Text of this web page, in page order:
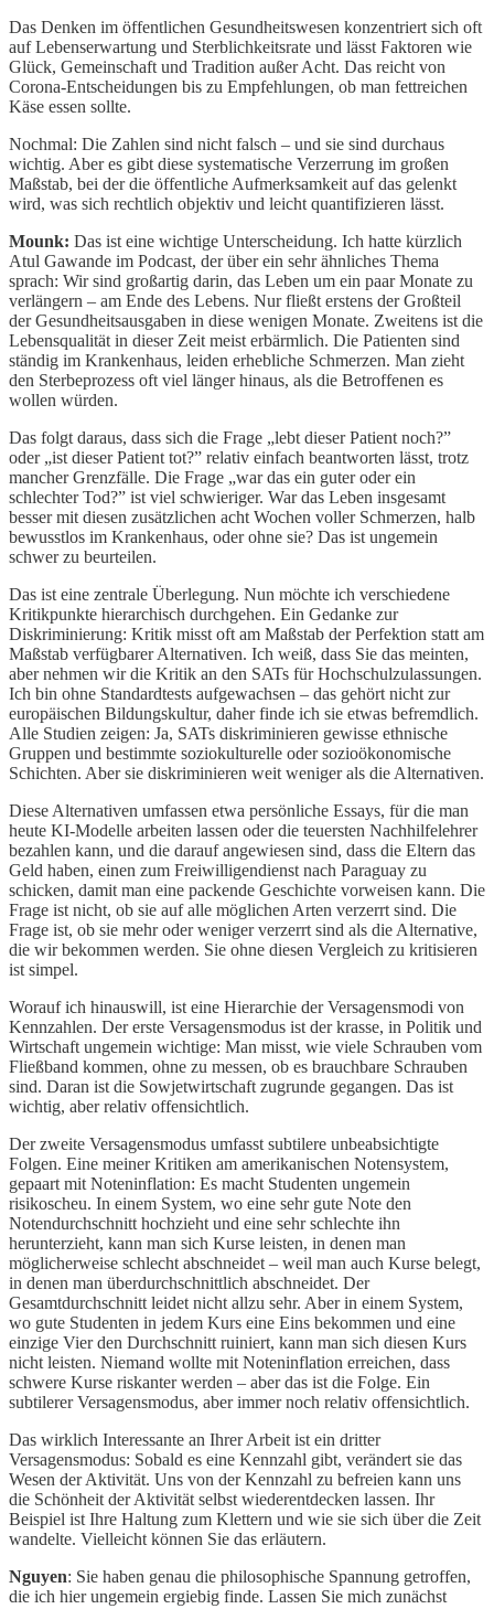
Das Denken im öffentlichen Gesundheitswesen konzentriert sich oft
auf Lebenserwartung und Sterblichkeitsrate und lässt Faktoren wie
Glück, Gemeinschaft und Tradition außer Acht. Das reicht von
Corona-Entscheidungen bis zu Empfehlungen, ob man fettreichen
Käse essen sollte.
Nochmal: Die Zahlen sind nicht falsch – und sie sind durchaus
wichtig. Aber es gibt diese systematische Verzerrung im großen
Maßstab, bei der die öffentliche Aufmerksamkeit auf das gelenkt
wird, was sich rechtlich objektiv und leicht quantifizieren lässt.
Mounk: Das ist eine wichtige Unterscheidung. Ich hatte kürzlich
Atul Gawande im Podcast, der über ein sehr ähnliches Thema
sprach: Wir sind großartig darin, das Leben um ein paar Monate zu
verlängern – am Ende des Lebens. Nur fließt erstens der Großteil
der Gesundheitsausgaben in diese wenigen Monate. Zweitens ist die
Lebensqualität in dieser Zeit meist erbärmlich. Die Patienten sind
ständig im Krankenhaus, leiden erhebliche Schmerzen. Man zieht
den Sterbeprozess oft viel länger hinaus, als die Betroffenen es
wollen würden.
Das folgt daraus, dass sich die Frage „lebt dieser Patient noch?”
oder „ist dieser Patient tot?” relativ einfach beantworten lässt, trotz
mancher Grenzfälle. Die Frage „war das ein guter oder ein
schlechter Tod?” ist viel schwieriger. War das Leben insgesamt
besser mit diesen zusätzlichen acht Wochen voller Schmerzen, halb
bewusstlos im Krankenhaus, oder ohne sie? Das ist ungemein
schwer zu beurteilen.
Das ist eine zentrale Überlegung. Nun möchte ich verschiedene
Kritikpunkte hierarchisch durchgehen. Ein Gedanke zur
Diskriminierung: Kritik misst oft am Maßstab der Perfektion statt am
Maßstab verfügbarer Alternativen. Ich weiß, dass Sie das meinten,
aber nehmen wir die Kritik an den SATs für Hochschulzulassungen.
Ich bin ohne Standardtests aufgewachsen – das gehört nicht zur
europäischen Bildungskultur, daher finde ich sie etwas befremdlich.
Alle Studien zeigen: Ja, SATs diskriminieren gewisse ethnische
Gruppen und bestimmte soziokulturelle oder sozioökonomische
Schichten. Aber sie diskriminieren weit weniger als die Alternativen.
Diese Alternativen umfassen etwa persönliche Essays, für die man
heute KI-Modelle arbeiten lassen oder die teuersten Nachhilfelehrer
bezahlen kann, und die darauf angewiesen sind, dass die Eltern das
Geld haben, einen zum Freiwilligendienst nach Paraguay zu
schicken, damit man eine packende Geschichte vorweisen kann. Die
Frage ist nicht, ob sie auf alle möglichen Arten verzerrt sind. Die
Frage ist, ob sie mehr oder weniger verzerrt sind als die Alternative,
die wir bekommen werden. Sie ohne diesen Vergleich zu kritisieren
ist simpel.
Worauf ich hinauswill, ist eine Hierarchie der Versagensmodi von
Kennzahlen. Der erste Versagensmodus ist der krasse, in Politik und
Wirtschaft ungemein wichtige: Man misst, wie viele Schrauben vom
Fließband kommen, ohne zu messen, ob es brauchbare Schrauben
sind. Daran ist die Sowjetwirtschaft zugrunde gegangen. Das ist
wichtig, aber relativ offensichtlich.
Der zweite Versagensmodus umfasst subtilere unbeabsichtigte
Folgen. Eine meiner Kritiken am amerikanischen Notensystem,
gepaart mit Noteninflation: Es macht Studenten ungemein
risikoscheu. In einem System, wo eine sehr gute Note den
Notendurchschnitt hochzieht und eine sehr schlechte ihn
herunterzieht, kann man sich Kurse leisten, in denen man
möglicherweise schlecht abschneidet – weil man auch Kurse belegt,
in denen man überdurchschnittlich abschneidet. Der
Gesamtdurchschnitt leidet nicht allzu sehr. Aber in einem System,
wo gute Studenten in jedem Kurs eine Eins bekommen und eine
einzige Vier den Durchschnitt ruiniert, kann man sich diesen Kurs
nicht leisten. Niemand wollte mit Noteninflation erreichen, dass
schwere Kurse riskanter werden – aber das ist die Folge. Ein
subtilerer Versagensmodus, aber immer noch relativ offensichtlich.
Das wirklich Interessante an Ihrer Arbeit ist ein dritter
Versagensmodus: Sobald es eine Kennzahl gibt, verändert sie das
Wesen der Aktivität. Uns von der Kennzahl zu befreien kann uns
die Schönheit der Aktivität selbst wiederentdecken lassen. Ihr
Beispiel ist Ihre Haltung zum Klettern und wie sie sich über die Zeit
wandelte. Vielleicht können Sie das erläutern.
Nguyen: Sie haben genau die philosophische Spannung getroffen,
die ich hier ungemein ergiebig finde. Lassen Sie mich zunächst